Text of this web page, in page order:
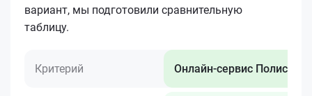
вариант, мы подготовили сравнительную
таблицу.
Критерий Онлайн-сервис Полис 812